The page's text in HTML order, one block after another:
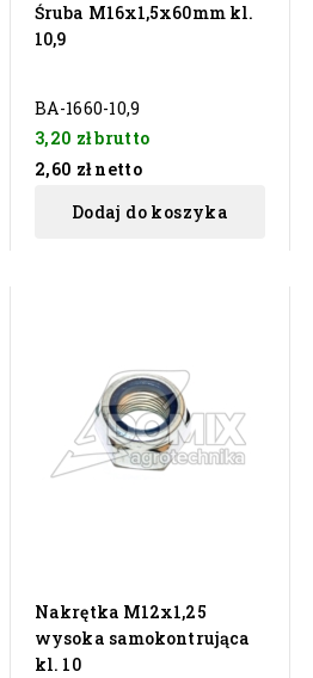
Śruba M16x1,5x60mm kl.
10,9
BA-1660-10,9
3,20 złbrutto
2,60 zł netto
Dodaj do koszyka
Nakrętka M12x1,25
wysoka samokontrująca
kl. 10